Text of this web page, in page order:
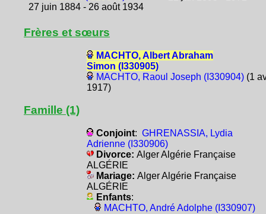
27 juin 1884 - 26 août 1934
Frères et sœurs
MACHTO, Albert Abraham
Simon (I330905)
MACHTO, Raoul Joseph (I330904)(1
1917)
Famille (1)
Conjoint: GHRENASSIA, Lydia
Adrienne (I330906)
Divorce: Alger Algérie Française
ALGÉRIE
Mariage: Alger Algérie Française
ALGÉRIE
Enfants:
MACHTO, André Adolphe (I330907)